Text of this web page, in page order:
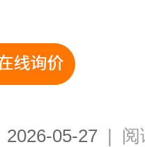
2026-05-27 | 阅